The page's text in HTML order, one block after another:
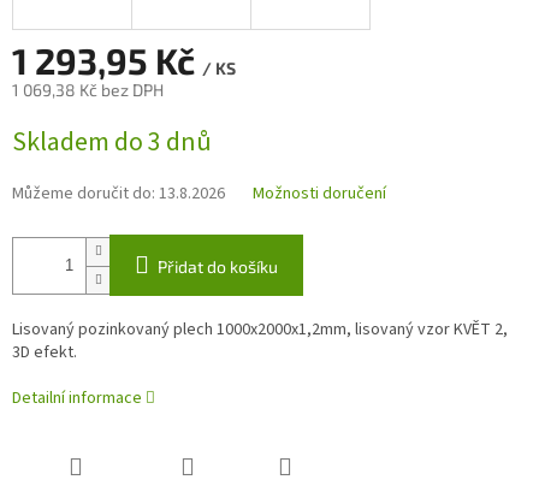
1 293,95 Kč / KS
1 069,38 Kč bez DPH
cena:
Skladem do 3 dnů
Můžeme doručit do: 13.8.2026 Možnosti doručení
Přidat do košíku
Lisovaný pozinkovaný plech 1000x2000x1,2mm, lisovaný vzor KVĚT 2,
3D efekt.
Detailní informace